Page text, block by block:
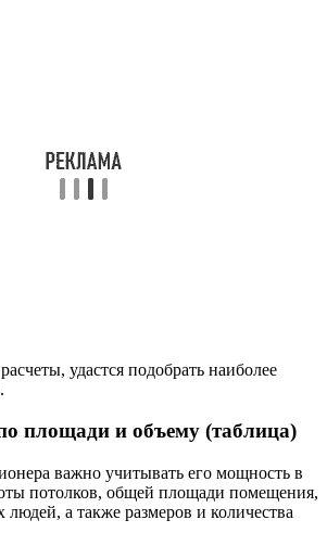
удастся подобрать наиболее
площади и объему (таблица)
важно учитывать его мощность в
потолков, общей площади помещения,
а также размеров и количества